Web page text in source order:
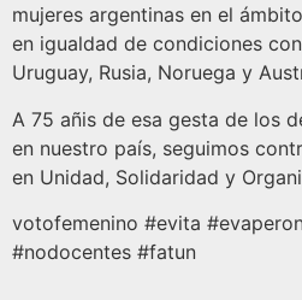
mujeres argentinas en el
en igualdad de condiciones
Uruguay, Rusia, Noruega y
A 75 añis de esa gesta de los
en nuestro país, seguimos
en Unidad, Solidaridad y
votofemenino #evita
#nodocentes #fatun